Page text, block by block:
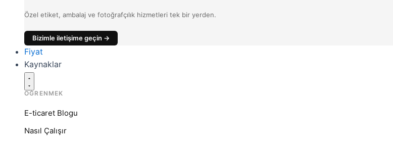
Özel etiket, ambalaj ve fotoğrafçılık hizmetleri tek bir yerden.
Bizimle iletişime geçin →
Fiyat
Kaynaklar
ÖĞRENMEK
E-ticaret Blogu
Nasıl Çalışır